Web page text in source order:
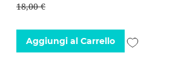
18,00 €
Aggiungi al Carrello
Aggiungi